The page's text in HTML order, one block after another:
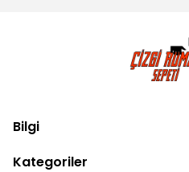
Bilgi
Kategoriler